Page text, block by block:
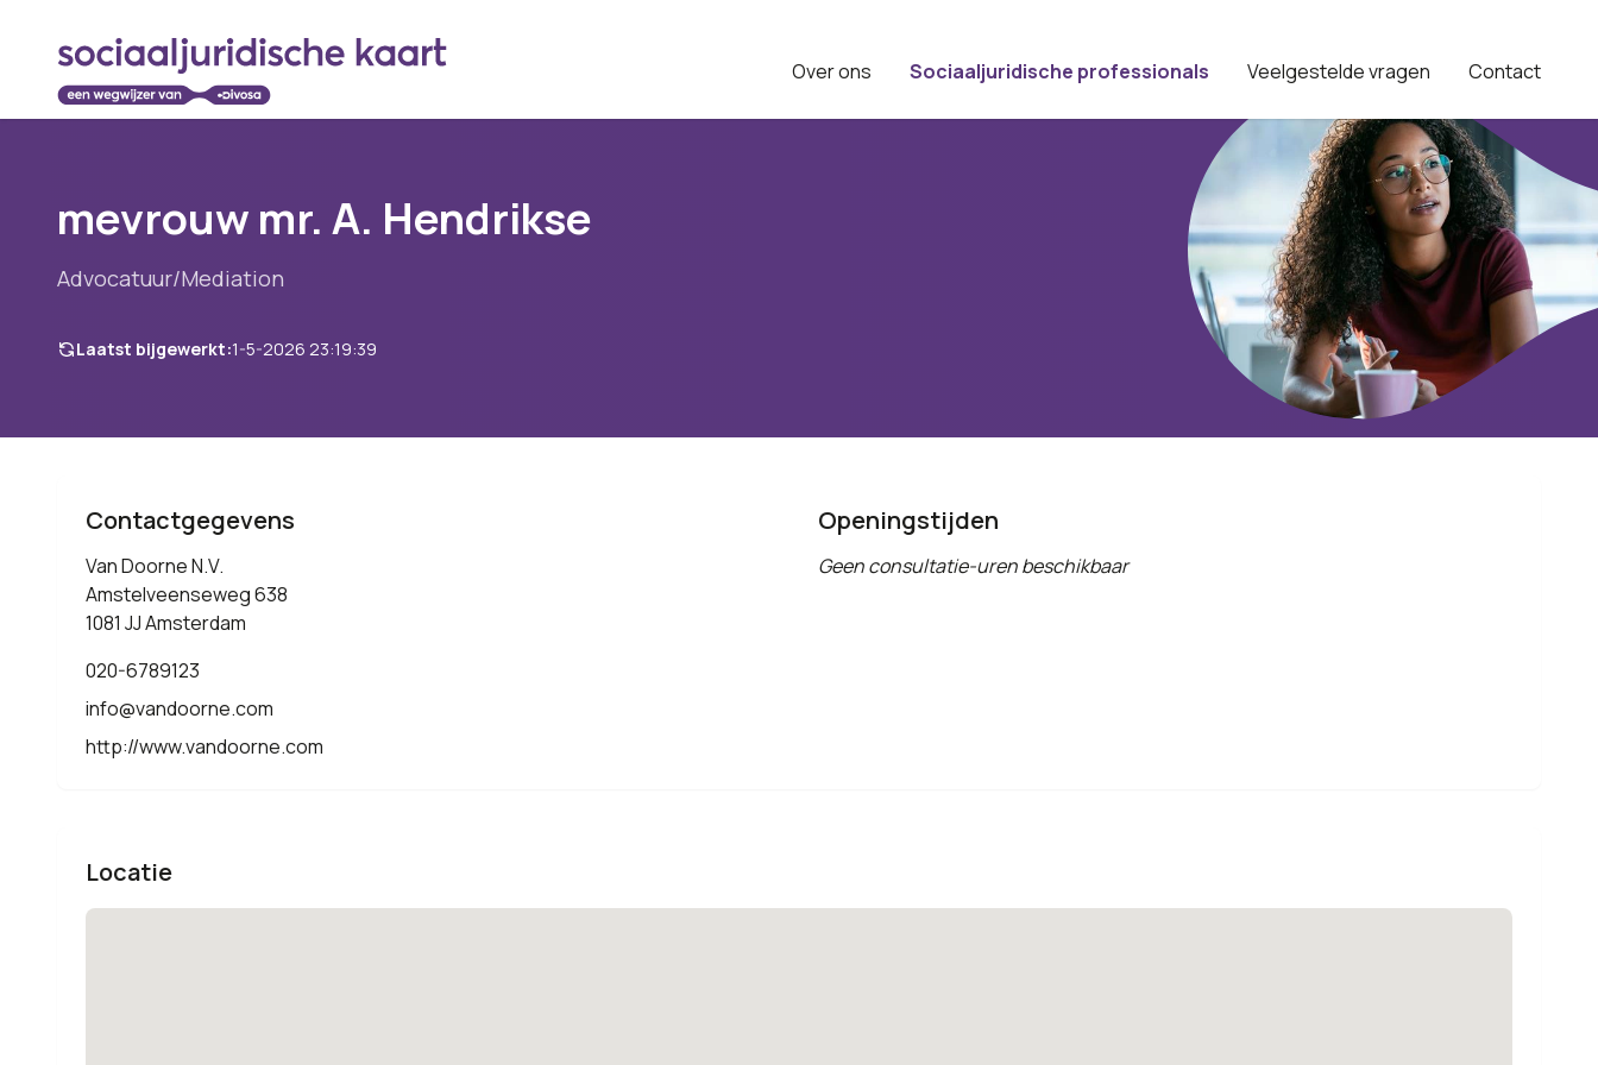
Over ons Sociaaljuridische professionals Veelgestelde vragen Contact
mevrouw mr. A. Hendrikse
Advocatuur/Mediation
Laatst bijgewerkt:1-5-2026 23:19:39
Contactgegevens
Van Doorne N.V.
Amstelveenseweg 638
1081 JJ Amsterdam
020-6789123
info@vandoorne.com
http://www.vandoorne.com
Openingstijden
Geen consultatie-uren beschikbaar
Locatie